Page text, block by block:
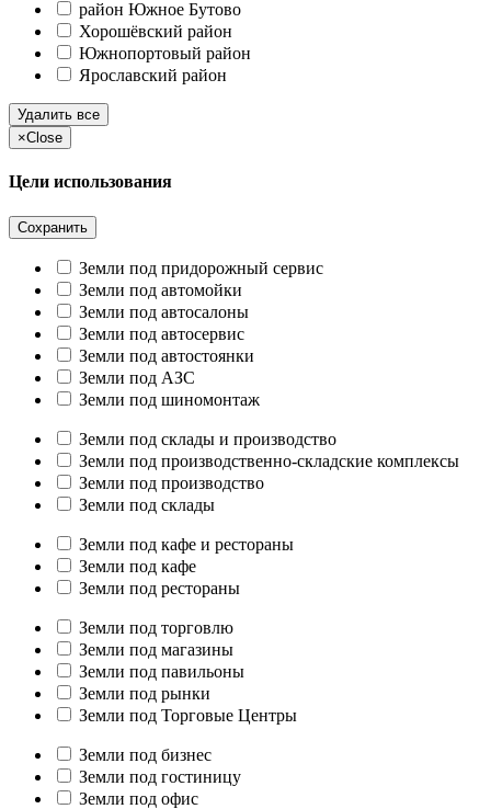
район Южное Бутово
Хорошёвский район
Южнопортовый район
Ярославский район
Удалить все
×Close
Цели использования
Сохранить
Земли под придорожный сервис
Земли под автомойки
Земли под автосалоны
Земли под автосервис
Земли под автостоянки
Земли под АЗС
Земли под шиномонтаж
Земли под склады и производство
Земли под производственно-складские комплексы
Земли под производство
Земли под склады
Земли под кафе и рестораны
Земли под кафе
Земли под рестораны
Земли под торговлю
Земли под магазины
Земли под павильоны
Земли под рынки
Земли под Торговые Центры
Земли под бизнес
Земли под гостиницу
Земли под офис